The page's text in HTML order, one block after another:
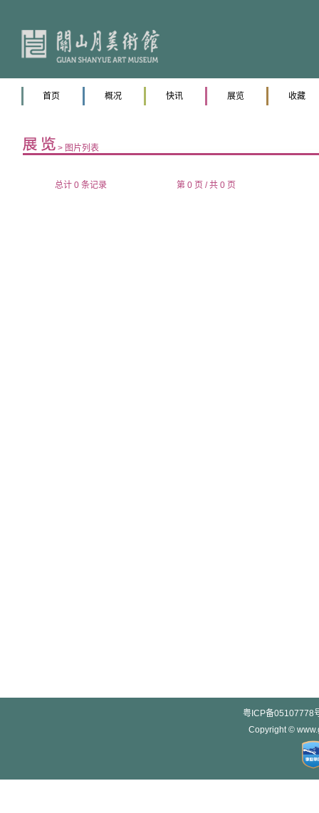
首页 概况 快讯 展览 收藏
> 图片列表
总计 0 条记录 第 0 页 / 共 0 页
粤ICP备05107778
Copyright ©